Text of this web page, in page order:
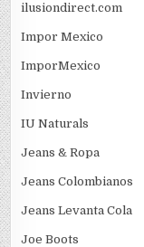
ilusiondirect.com
Impor Mexico
ImporMexico
Invierno
IU Naturals
Jeans & Ropa
Jeans Colombianos
Jeans Levanta Cola
Joe Boots